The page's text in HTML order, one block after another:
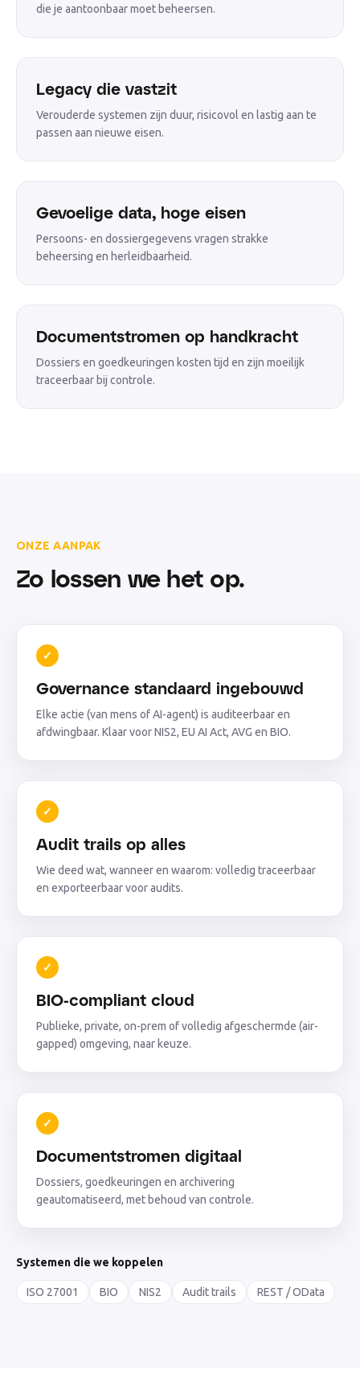
die je aantoonbaar moet beheersen.
Legacy die vastzit
Verouderde systemen zijn duur, risicovol en lastig aan te
passen aan nieuwe eisen.
Gevoelige data, hoge eisen
Persoons- en dossiergegevens vragen strakke
beheersing en herleidbaarheid.
Documentstromen op handkracht
Dossiers en goedkeuringen kosten tijd en zijn moeilijk
traceerbaar bij controle.
ONZE AANPAK
Zo lossen we het op.
✓
Governance standaard ingebouwd
Elke actie (van mens of AI-agent) is auditeerbaar en
afdwingbaar. Klaar voor NIS2, EU AI Act, AVG en BIO.
✓
Audit trails op alles
Wie deed wat, wanneer en waarom: volledig traceerbaar
en exporteerbaar voor audits.
✓
BIO-compliant cloud
Publieke, private, on-prem of volledig afgeschermde (air-
gapped) omgeving, naar keuze.
✓
Documentstromen digitaal
Dossiers, goedkeuringen en archivering
geautomatiseerd, met behoud van controle.
Systemen die we koppelen
ISO 27001 BIO NIS2 Audit trails REST / OData